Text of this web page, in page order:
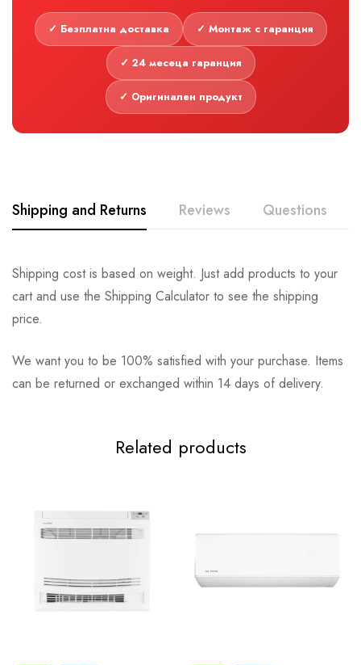
✓ Безплатна доставка ✓ Монтаж с гаранция
✓ 24 месеца гаранция
✓ Оригинален продукт
Shipping and Returns Reviews Questions
Shipping cost is based on weight. Just add products to your
cart and use the Shipping Calculator to see the shipping
price.
We want you to be 100% satisfied with your purchase. Items
can be returned or exchanged within 14 days of delivery.
Related products